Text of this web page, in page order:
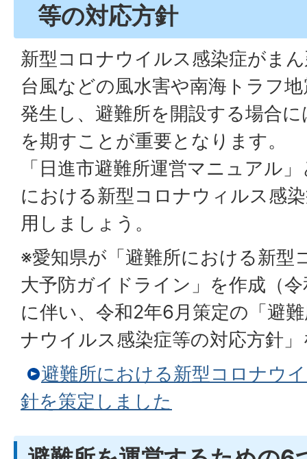
等の対応方針
新型コロナウイルス感染症がま
台風などの風水害や南海トラフ
発生し、避難所を開設する場合
を期すことが重要となります。
「日進市避難所運営マニュアル
における新型コロナウィルス感
用しましょう。
※愛知県が「避難所における新型
大予防ガイドライン」を作成（
に伴い、令和2年6月策定の「避
ナウイルス感染症等の対応方針
避難所における新型コロナウ
針を策定しました